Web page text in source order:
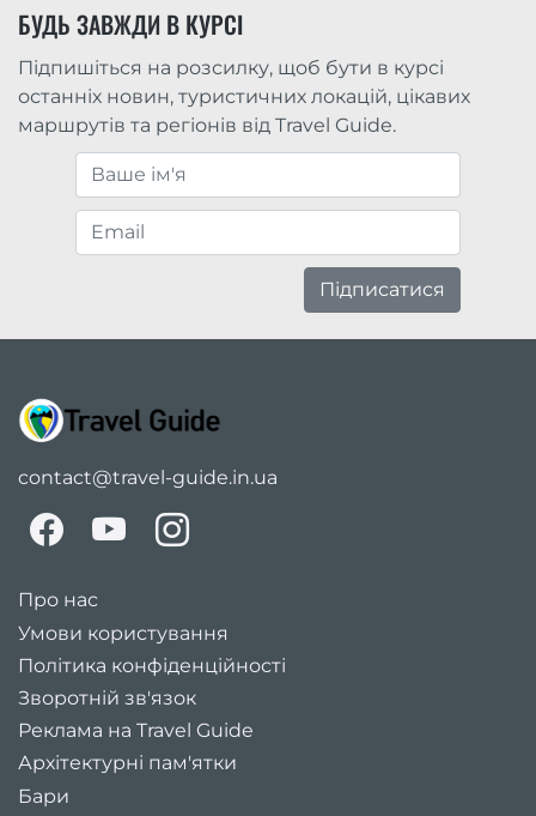
БУДЬ ЗАВЖДИ В КУРСІ
Підпишіться на розсилку, щоб бути в курсі
останніх новин, туристичних локацій, цікавих
маршрутів та регіонів від Travel Guide.
Підписатися
contact@travel-guide.in.ua
Про нас
Умови користування
Політика конфіденційності
Зворотній зв'язок
Реклама на Travel Guide
Архітектурні пам'ятки
Бари